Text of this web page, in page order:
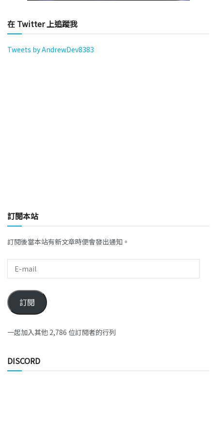
在 Twitter 上追蹤我
Tweets by AndrewDev8383
訂閱本站
訂閱後當本站有新文章時便會發出通知。
訂閱
一起加入其他 2,786 位訂閱者的行列
DISCORD